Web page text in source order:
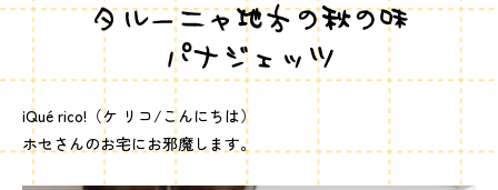
タルーニャ地方の秋の味
パナジェッツ
¡Qué rico!（ケ リコ/こんにちは）
ホセさんのお宅にお邪魔します。